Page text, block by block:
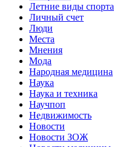
Летние виды спорта
Личный счет
Люди
Места
Мнения
Мода
Народная медицина
Наука
Наука и техника
Научпоп
Недвижимость
Новости
Новости ЗОЖ